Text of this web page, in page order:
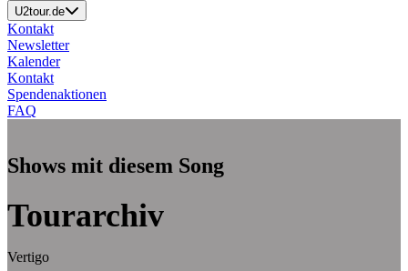
U2tour.de
Kontakt
Newsletter
Kalender
Kontakt
Spendenaktionen
FAQ
Shows mit diesem Song
Tourarchiv
Vertigo